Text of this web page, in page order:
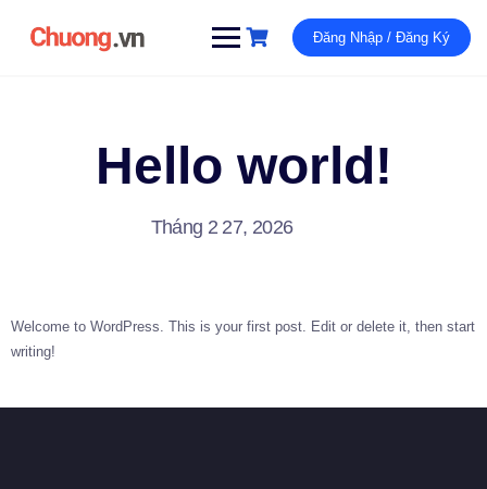
Đăng Nhập / Đăng Ký
Hello world!
Tháng 2 27, 2026
Welcome to WordPress. This is your first post. Edit or delete it, then start
writing!